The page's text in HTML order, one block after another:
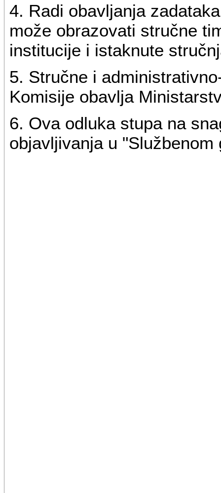
4. Radi obavljanja
može obrazovati stručne
institucije i istaknute
5. Stručne i
Komisije obavlja
6. Ova odluka stupa na
objavljivanja u